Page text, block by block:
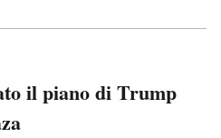
il piano di Trump